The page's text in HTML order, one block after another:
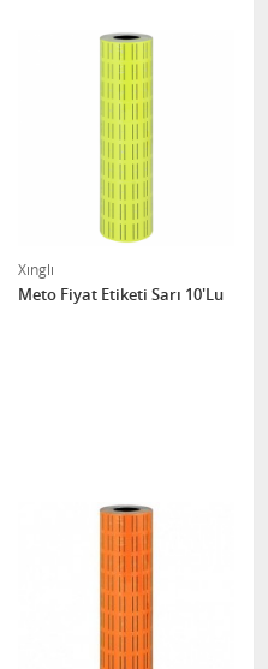
Xınglı
Meto Fiyat Etiketi Sarı 10'Lu